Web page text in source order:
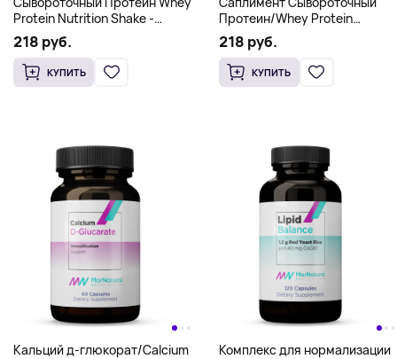
Protein Nutrition Shake -
MorNatural 32 oz (908 g),
ванильный
218 руб.
КУПИТЬ
Протеин/Whey Protein
Nutrition Shake - MorNatural
32 oz (908 g), шоколадный
218 руб.
КУПИТЬ
Кальций д-глюкорат/Calcium
Комплекс для нормализации